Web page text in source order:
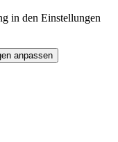
in den Einstellungen
anpassen